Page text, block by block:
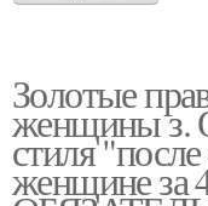
Золотые
женщины з.
стиля
женщине за